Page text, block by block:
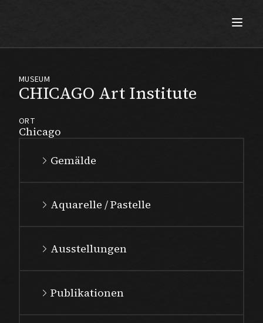
CHICAGO Art Institute
MUSEUM
Chicago
ORT
Gemälde
Aquarelle / Pastelle
Ausstellungen
Publikationen